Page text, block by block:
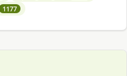
1177